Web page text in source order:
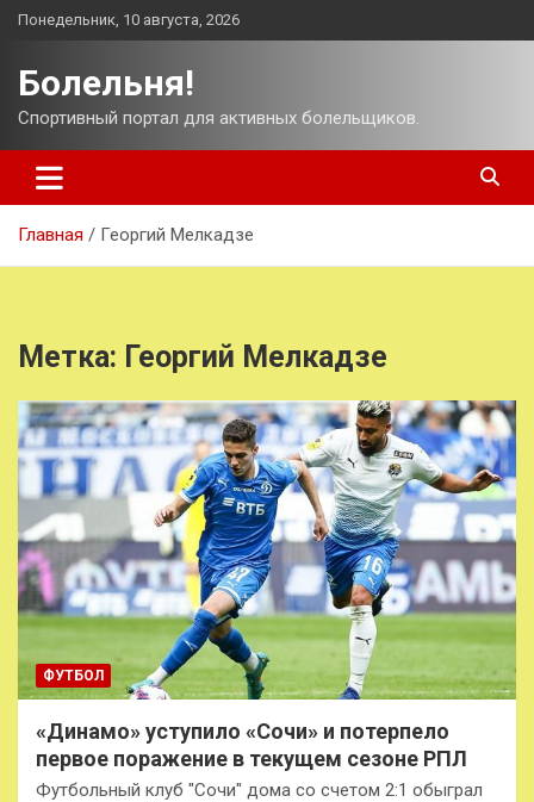
Перейти
Понедельник, 10 августа, 2026
Болельня!
Спортивный портал для активных болельщиков.
Главная Георгий Мелкадзе
Метка: Георгий Мелкадзе
ФУТБОЛ
«Динамо» уступило «Сочи» и потерпело
первое поражение в текущем сезоне РПЛ
Футбольный клуб "Сочи" дома со счетом 2:1 обыграл